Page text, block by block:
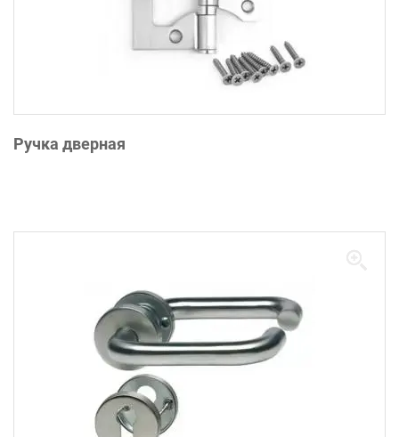
Ручка дверная